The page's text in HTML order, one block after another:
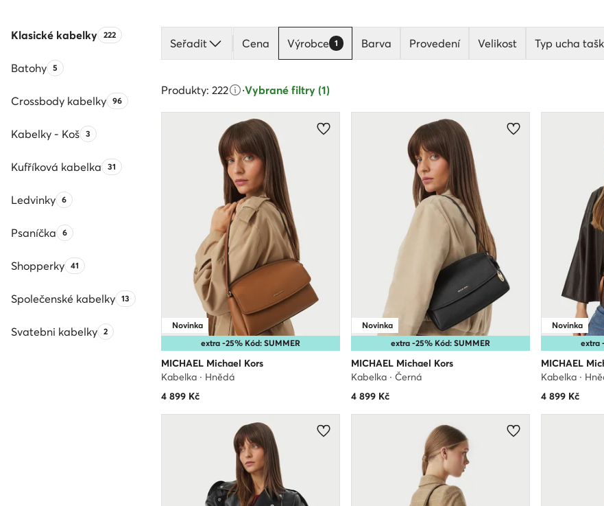
Klasické kabelkyPočet produktů:
222
BatohyPočet produktů:
5
Crossbody kabelkyPočet produktů:
96
Kabelky - KošPočet produktů:
3
Kufříková kabelkaPočet produktů:
31
LedvinkyPočet produktů:
6
PsaníčkaPočet produktů:
6
ShopperkyPočet produktů:
41
Společenské kabelkyPočet produktů:
13
Svatebni kabelkyPočet produktů:
2
Seřadit Cena Výrobce 1 Barva Provedení Velikost Typ ucha
Produkty: 222 ·Vybrané filtry (1)
extra -25% Kód: SUMMER
Novinka
MICHAEL Michael Kors
Kabelka · Hnědá
4 899Kč
extra -25% Kód: SUMMER
Novinka
MICHAEL Michael Kors
Kabelka · Černá
4 899Kč
extra
Novinka
MICHAEL
Kabelka ·
4 899 Kč